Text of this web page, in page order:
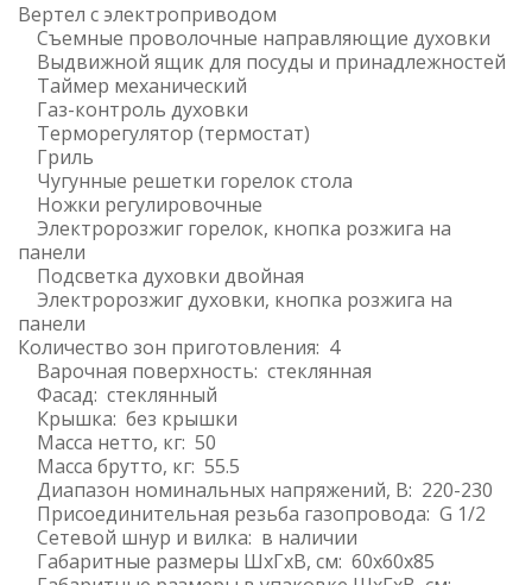
Вертел с электроприводом
Съемные проволочные направляющие духовки
Выдвижной ящик для посуды и принадлежностей
Таймер механический
Газ-контроль духовки
Терморегулятор (термостат)
Гриль
Чугунные решетки горелок стола
Ножки регулировочные
Электророзжиг горелок, кнопка розжига на
панели
Подсветка духовки двойная
Электророзжиг духовки, кнопка розжига на
панели
Количество зон приготовления: 4
Варочная поверхность: стеклянная
Фасад: стеклянный
Крышка: без крышки
Масса нетто, кг: 50
Масса брутто, кг: 55.5
Диапазон номинальных напряжений, В: 220-230
Присоединительная резьба газопровода: G 1/2
Сетевой шнур и вилка: в наличии
Габаритные размеры ШхГхВ, см: 60x60x85